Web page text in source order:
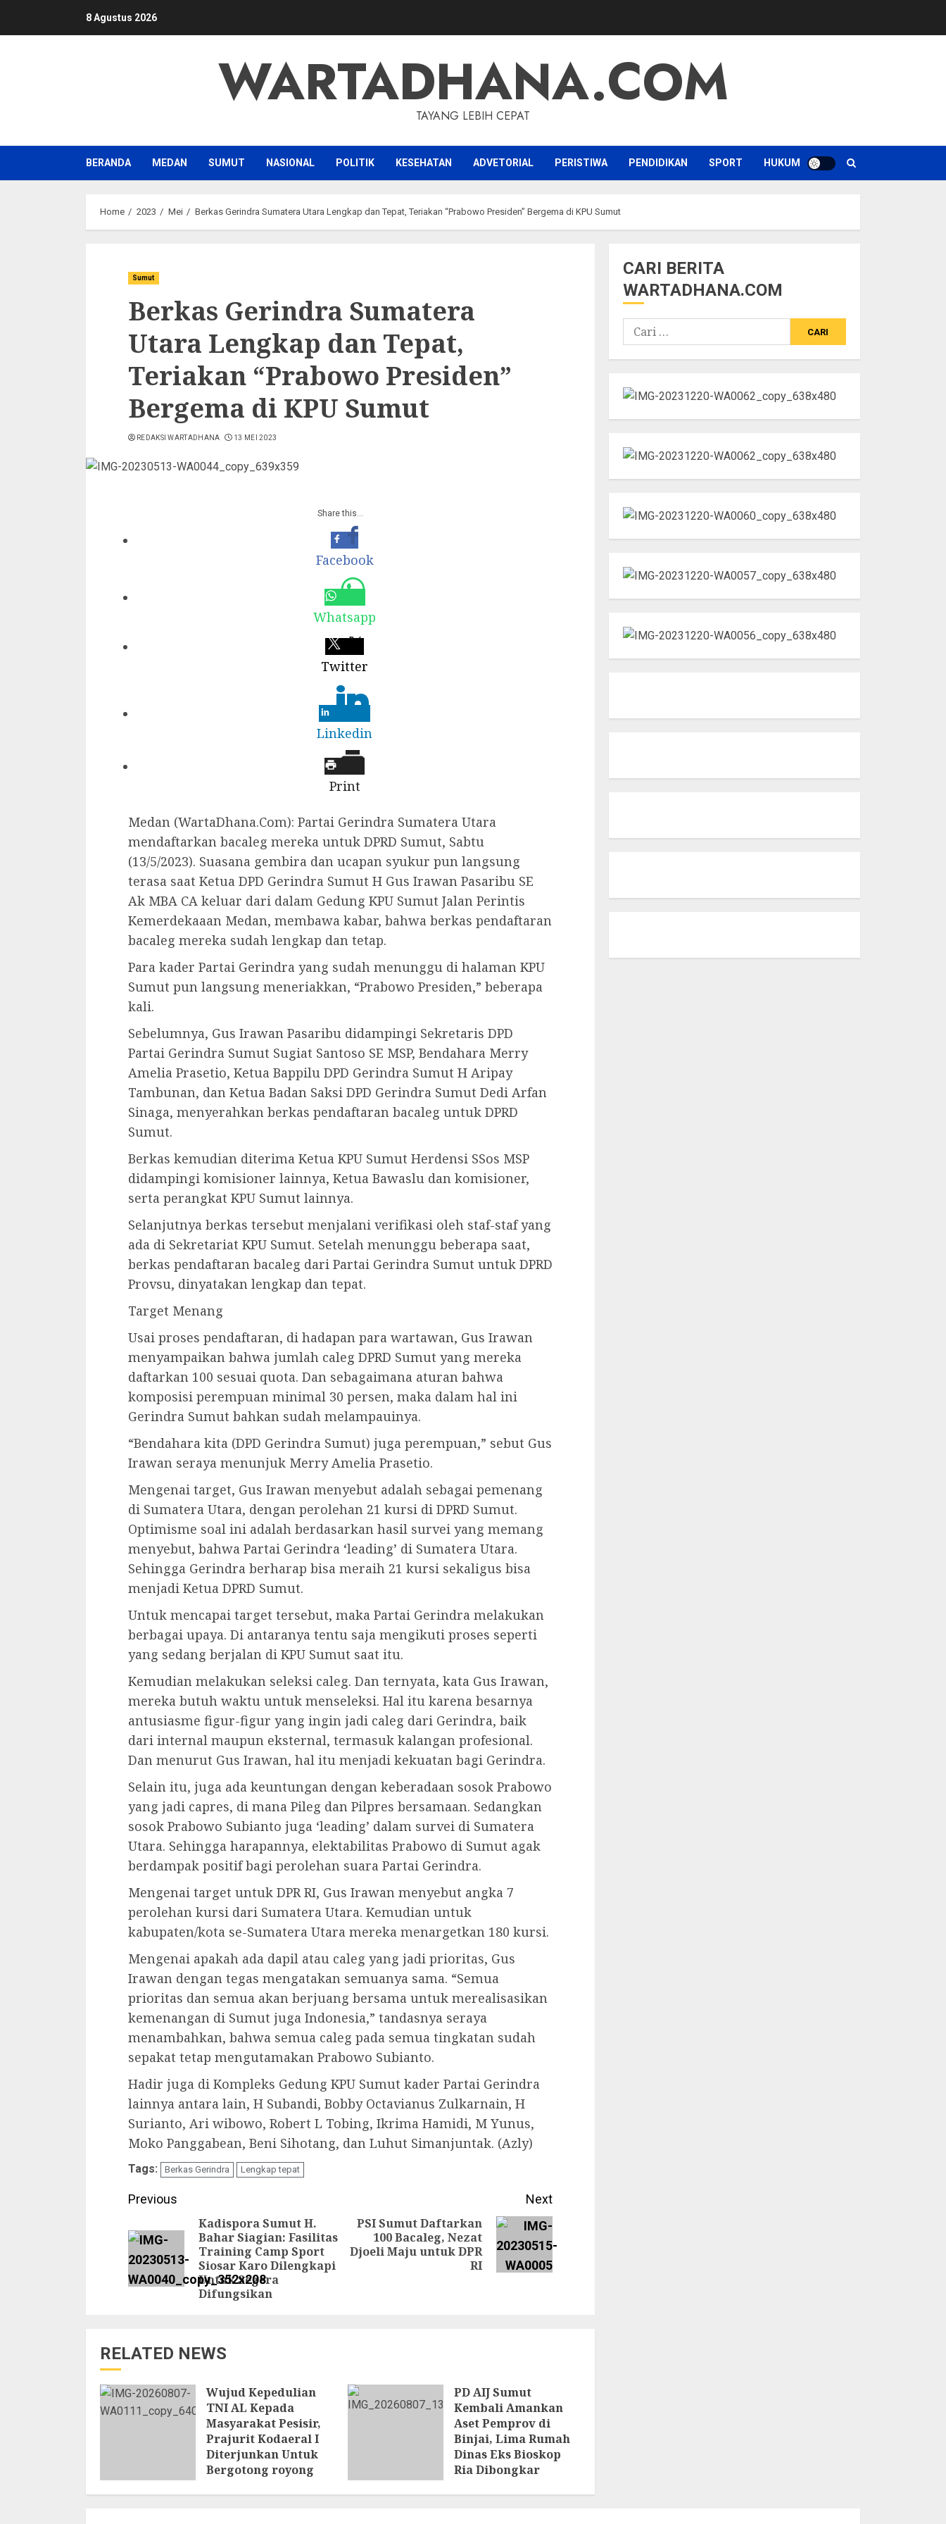
8 Agustus 2026
WARTADHANA.COM
TAYANG LEBIH CEPAT
BERANDA MEDAN SUMUT NASIONAL POLITIK KESEHATAN ADVETORIAL PERISTIWA PENDIDIKAN SPORT HUKUM
Home 2023 Mei Berkas Gerindra Sumatera Utara Lengkap dan Tepat, Teriakan “Prabowo Presiden” Bergema di KPU Sumut
Sumut
Berkas Gerindra Sumatera
Utara Lengkap dan Tepat,
Teriakan “Prabowo Presiden”
Bergema di KPU Sumut
REDAKSI WARTADHANA 13 MEI 2023
Share this…
Facebook
Whatsapp
Twitter
Linkedin
Print
Medan (WartaDhana.Com): Partai Gerindra Sumatera Utara
mendaftarkan bacaleg mereka untuk DPRD Sumut, Sabtu
(13/5/2023). Suasana gembira dan ucapan syukur pun langsung
terasa saat Ketua DPD Gerindra Sumut H Gus Irawan Pasaribu SE
Ak MBA CA keluar dari dalam Gedung KPU Sumut Jalan Perintis
Kemerdekaaan Medan, membawa kabar, bahwa berkas pendaftaran
bacaleg mereka sudah lengkap dan tetap.
Para kader Partai Gerindra yang sudah menunggu di halaman KPU
Sumut pun langsung meneriakkan, “Prabowo Presiden,” beberapa
kali.
Sebelumnya, Gus Irawan Pasaribu didampingi Sekretaris DPD
Partai Gerindra Sumut Sugiat Santoso SE MSP, Bendahara Merry
Amelia Prasetio, Ketua Bappilu DPD Gerindra Sumut H Aripay
Tambunan, dan Ketua Badan Saksi DPD Gerindra Sumut Dedi Arfan
Sinaga, menyerahkan berkas pendaftaran bacaleg untuk DPRD
Sumut.
Berkas kemudian diterima Ketua KPU Sumut Herdensi SSos MSP
didampingi komisioner lainnya, Ketua Bawaslu dan komisioner,
serta perangkat KPU Sumut lainnya.
Selanjutnya berkas tersebut menjalani verifikasi oleh staf-staf yang
ada di Sekretariat KPU Sumut. Setelah menunggu beberapa saat,
berkas pendaftaran bacaleg dari Partai Gerindra Sumut untuk DPRD
Provsu, dinyatakan lengkap dan tepat.
Target Menang
Usai proses pendaftaran, di hadapan para wartawan, Gus Irawan
menyampaikan bahwa jumlah caleg DPRD Sumut yang mereka
daftarkan 100 sesuai quota. Dan sebagaimana aturan bahwa
komposisi perempuan minimal 30 persen, maka dalam hal ini
Gerindra Sumut bahkan sudah melampauinya.
“Bendahara kita (DPD Gerindra Sumut) juga perempuan,” sebut Gus
Irawan seraya menunjuk Merry Amelia Prasetio.
Mengenai target, Gus Irawan menyebut adalah sebagai pemenang
di Sumatera Utara, dengan perolehan 21 kursi di DPRD Sumut.
Optimisme soal ini adalah berdasarkan hasil survei yang memang
menyebut, bahwa Partai Gerindra ‘leading’ di Sumatera Utara.
Sehingga Gerindra berharap bisa meraih 21 kursi sekaligus bisa
menjadi Ketua DPRD Sumut.
Untuk mencapai target tersebut, maka Partai Gerindra melakukan
berbagai upaya. Di antaranya tentu saja mengikuti proses seperti
yang sedang berjalan di KPU Sumut saat itu.
Kemudian melakukan seleksi caleg. Dan ternyata, kata Gus Irawan,
mereka butuh waktu untuk menseleksi. Hal itu karena besarnya
antusiasme figur-figur yang ingin jadi caleg dari Gerindra, baik
dari internal maupun eksternal, termasuk kalangan profesional.
Dan menurut Gus Irawan, hal itu menjadi kekuatan bagi Gerindra.
Selain itu, juga ada keuntungan dengan keberadaan sosok Prabowo
yang jadi capres, di mana Pileg dan Pilpres bersamaan. Sedangkan
sosok Prabowo Subianto juga ‘leading’ dalam survei di Sumatera
Utara. Sehingga harapannya, elektabilitas Prabowo di Sumut agak
berdampak positif bagi perolehan suara Partai Gerindra.
Mengenai target untuk DPR RI, Gus Irawan menyebut angka 7
perolehan kursi dari Sumatera Utara. Kemudian untuk
kabupaten/kota se-Sumatera Utara mereka menargetkan 180 kursi.
Mengenai apakah ada dapil atau caleg yang jadi prioritas, Gus
Irawan dengan tegas mengatakan semuanya sama. “Semua
prioritas dan semua akan berjuang bersama untuk merealisasikan
kemenangan di Sumut juga Indonesia,” tandasnya seraya
menambahkan, bahwa semua caleg pada semua tingkatan sudah
sepakat tetap mengutamakan Prabowo Subianto.
Hadir juga di Kompleks Gedung KPU Sumut kader Partai Gerindra
lainnya antara lain, H Subandi, Bobby Octavianus Zulkarnain, H
Surianto, Ari wibowo, Robert L Tobing, Ikrima Hamidi, M Yunus,
Moko Panggabean, Beni Sihotang, dan Luhut Simanjuntak. (Azly)
Tags: Berkas Gerindra Lengkap tepat
Continue
Reading
Previous
Previous
Kadispora Sumut H.
Bahar Siagian: Fasilitas
Training Camp Sport
Siosar Karo Dilengkapi
Untuk Segera
Difungsikan
Next
post:
PSI Sumut Daftarkan
100 Bacaleg, Nezat
Djoeli Maju untuk DPR
RI
RELATED NEWS
Wujud Kepedulian
TNI AL Kepada
Masyarakat Pesisir,
Prajurit Kodaeral I
Diterjunkan Untuk
Bergotong royong
PD AIJ Sumut
Kembali Amankan
Aset Pemprov di
Binjai, Lima Rumah
Dinas Eks Bioskop
Ria Dibongkar
CARI BERITA
WARTADHANA.COM
Cari
untuk: